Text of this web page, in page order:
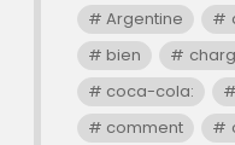
Argentine
bien
coca-cola:
comment